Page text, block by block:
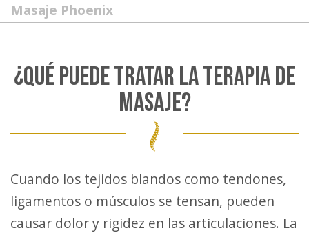
Masaje Phoenix
¿QUÉ PUEDE TRATAR LA TERAPIA DE
MASAJE?
Cuando los tejidos blandos como tendones,
ligamentos o músculos se tensan, pueden
causar dolor y rigidez en las articulaciones. La